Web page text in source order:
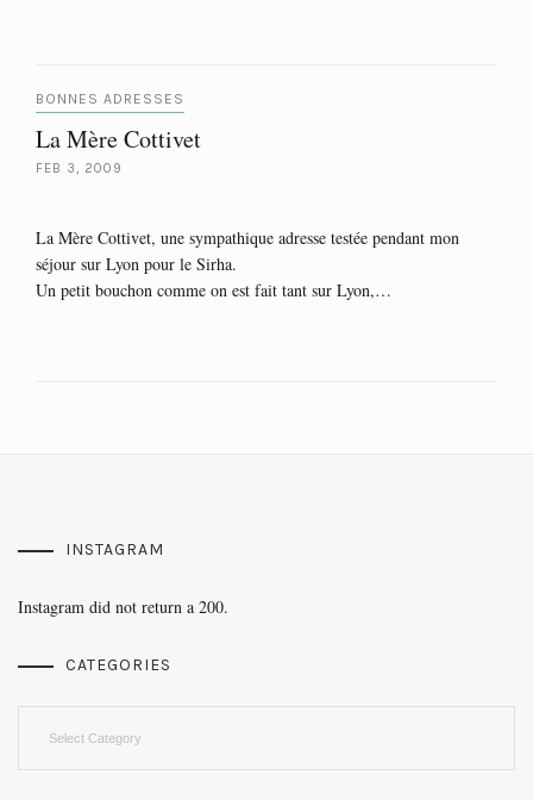
BONNES ADRESSES
La Mère Cottivet
FEB 3, 2009
La Mère Cottivet, une sympathique adresse testée pendant mon
séjour sur Lyon pour le Sirha.
Un petit bouchon comme on est fait tant sur Lyon,…
INSTAGRAM
Instagram did not return a 200.
CATEGORIES